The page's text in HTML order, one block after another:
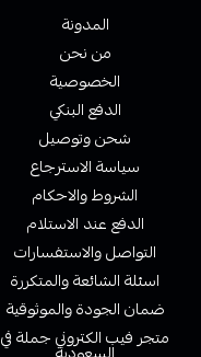
المدونة
من نحن
الخصوصية
الدفع البنكي
شحن وتوصيل
سياسة الاسترجاع
الشروط والاحكام
الدفع عند الاستلام
التواصل والاستفسارات
اسئلة الشائعة والمتكررة
ضمان الجودة والموثوقية
متجر فيب الكتروني جملة في